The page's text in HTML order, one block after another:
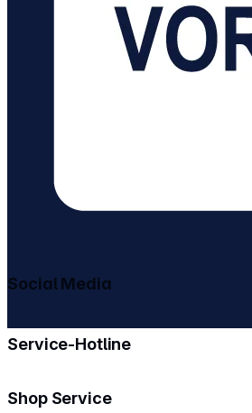
Service-Hotline
Shop Service
Social Media